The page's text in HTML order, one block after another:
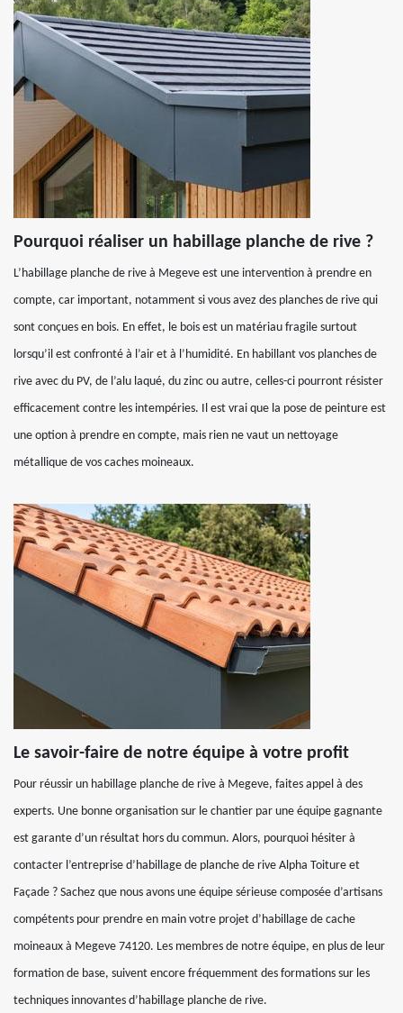
Pourquoi réaliser un habillage planche de rive ?
L’habillage planche de rive à Megeve est une intervention à prendre en
compte, car important, notamment si vous avez des planches de rive qui
sont conçues en bois. En effet, le bois est un matériau fragile surtout
lorsqu’il est confronté à l’air et à l’humidité. En habillant vos planches de
rive avec du PV, de l’alu laqué, du zinc ou autre, celles-ci pourront résister
efficacement contre les intempéries. Il est vrai que la pose de peinture est
une option à prendre en compte, mais rien ne vaut un nettoyage
métallique de vos caches moineaux.
Le savoir-faire de notre équipe à votre profit
Pour réussir un habillage planche de rive à Megeve, faites appel à des
experts. Une bonne organisation sur le chantier par une équipe gagnante
est garante d’un résultat hors du commun. Alors, pourquoi hésiter à
contacter l’entreprise d’habillage de planche de rive Alpha Toiture et
Façade ? Sachez que nous avons une équipe sérieuse composée d’artisans
compétents pour prendre en main votre projet d’habillage de cache
moineaux à Megeve 74120. Les membres de notre équipe, en plus de leur
formation de base, suivent encore fréquemment des formations sur les
techniques innovantes d’habillage planche de rive.